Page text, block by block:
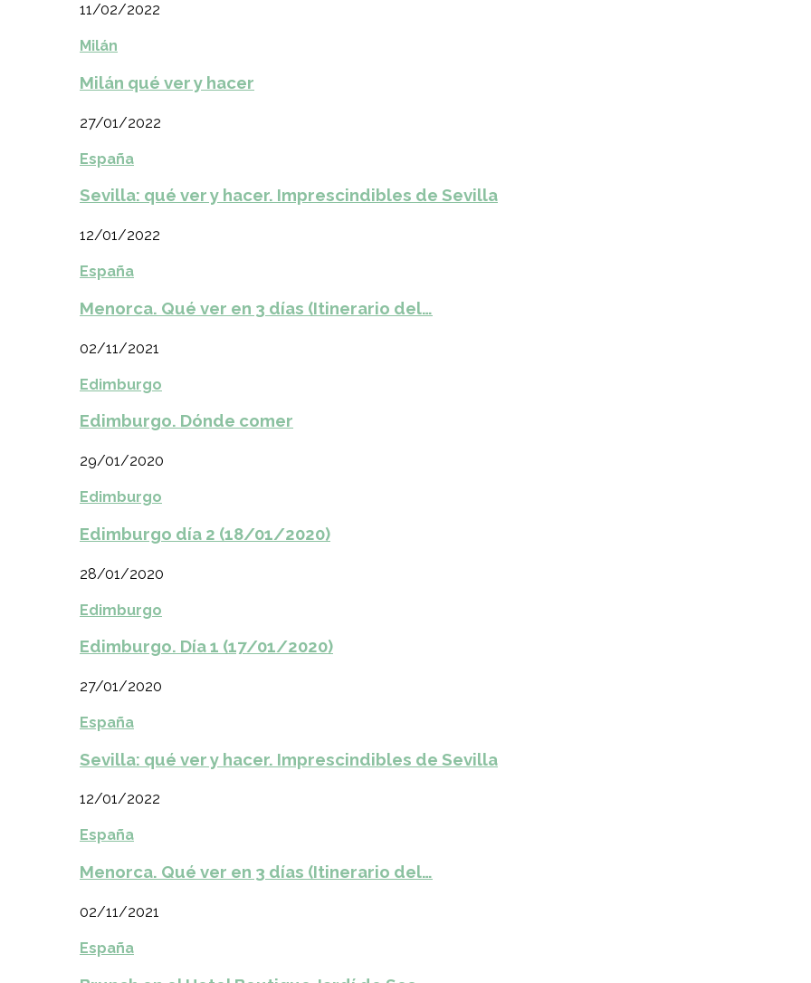
11/02/2022
Milán
Milán qué ver y hacer
27/01/2022
España
Sevilla: qué ver y hacer. Imprescindibles de Sevilla
12/01/2022
España
Menorca. Qué ver en 3 días (Itinerario del…
02/11/2021
Edimburgo
Edimburgo. Dónde comer
29/01/2020
Edimburgo
Edimburgo día 2 (18/01/2020)
28/01/2020
Edimburgo
Edimburgo. Día 1 (17/01/2020)
27/01/2020
España
Sevilla: qué ver y hacer. Imprescindibles de Sevilla
12/01/2022
España
Menorca. Qué ver en 3 días (Itinerario del…
02/11/2021
España